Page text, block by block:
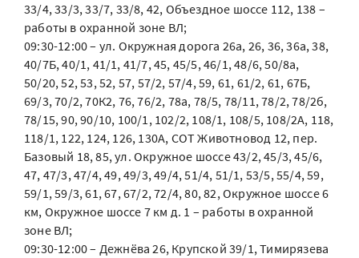
33/4, 33/3, 33/7, 33/8, 42, Объездное шоссе 112, 138 –
работы в охранной зоне ВЛ;
09:30-12:00 – ул. Окружная дорога 26а, 26, 36, 36а, 38,
40/7Б, 40/1, 41/1, 41/7, 45, 45/5, 46/1, 48/6, 50/8а,
50/20, 52, 53, 52, 57, 57/2, 57/4, 59, 61, 61/2, 61, 67Б,
69/3, 70/2, 70К2, 76, 76/2, 78а, 78/5, 78/11, 78/2, 78/2б,
78/15, 90, 90/10, 100/1, 102/2, 108/1, 108/5, 108/2А, 118,
118/1, 122, 124, 126, 130А, СОТ Животновод 12, пер.
Базовый 18, 85, ул. Окружное шоссе 43/2, 45/3, 45/6,
47, 47/3, 47/4, 49, 49/3, 49/4, 51/4, 51/1, 53/5, 55/4, 59,
59/1, 59/3, 61, 67, 67/2, 72/4, 80, 82, Окружное шоссе 6
км, Окружное шоссе 7 км д. 1 – работы в охранной
зоне ВЛ;
09:30-12:00 – Дежнёва 26, Крупской 39/1, Тимирязева